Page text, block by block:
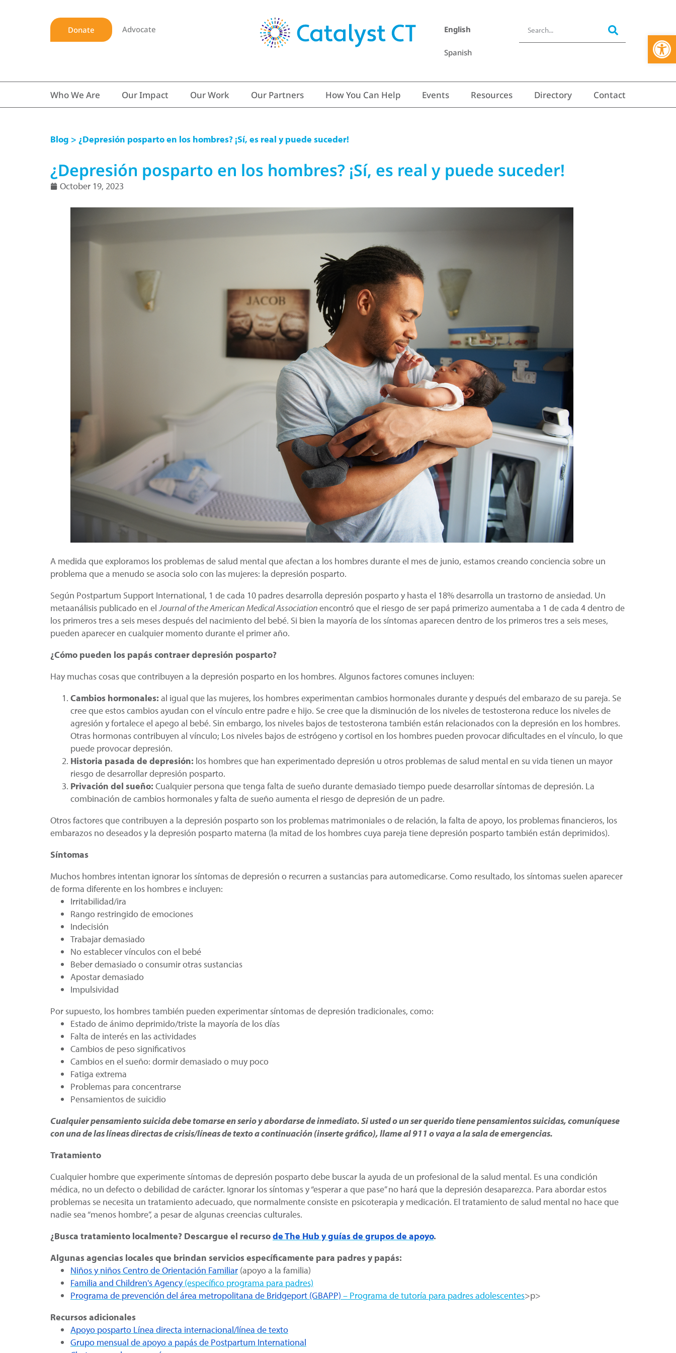
Donate Advocate English
Spanish
Who We Are Our Impact Our Work Our Partners How You Can Help Events Resources Directory Contact
Blog > ¿Depresión posparto en los hombres? ¡Sí, es real y puede suceder!
¿Depresión posparto en los hombres? ¡Sí, es real y puede suceder!
October 19, 2023
A medida que exploramos los problemas de salud mental que afectan a los hombres durante el mes de junio, estamos creando conciencia sobre un
problema que a menudo se asocia solo con las mujeres: la depresión posparto.
Según Postpartum Support International, 1 de cada 10 padres desarrolla depresión posparto y hasta el 18% desarrolla un trastorno de ansiedad. Un
metaanálisis publicado en elJournal of the American Medical Associationencontró que el riesgo de ser papá primerizo aumentaba a 1 de cada 4 dentro de
los primeros tres a seis meses después del nacimiento del bebé. Si bien la mayoría de los síntomas aparecen dentro de los primeros tres a seis meses,
pueden aparecer en cualquier momento durante el primer año.
¿Cómo pueden los papás contraer depresión posparto?
Hay muchas cosas que contribuyen a la depresión posparto en los hombres. Algunos factores comunes incluyen:
Cambios hormonales: al igual que las mujeres, los hombres experimentan cambios hormonales durante y después del embarazo de su pareja. Se
cree que estos cambios ayudan con el vínculo entre padre e hijo. Se cree que la disminución de los niveles de testosterona reduce los niveles de
agresión y fortalece el apego al bebé. Sin embargo, los niveles bajos de testosterona también están relacionados con la depresión en los hombres.
Otras hormonas contribuyen al vínculo; Los niveles bajos de estrógeno y cortisol en los hombres pueden provocar dificultades en el vínculo, lo que
puede provocar depresión.
Historia pasada de depresión: los hombres que han experimentado depresión u otros problemas de salud mental en su vida tienen un mayor
riesgo de desarrollar depresión posparto.
Privación del sueño: Cualquier persona que tenga falta de sueño durante demasiado tiempo puede desarrollar síntomas de depresión. La
combinación de cambios hormonales y falta de sueño aumenta el riesgo de depresión de un padre.
Otros factores que contribuyen a la depresión posparto son los problemas matrimoniales o de relación, la falta de apoyo, los problemas financieros, los
embarazos no deseados y la depresión posparto materna (la mitad de los hombres cuya pareja tiene depresión posparto también están deprimidos).
Síntomas
Muchos hombres intentan ignorar los síntomas de depresión o recurren a sustancias para automedicarse. Como resultado, los síntomas suelen aparecer
de forma diferente en los hombres e incluyen:
Irritabilidad/ira
Rango restringido de emociones
Indecisión
Trabajar demasiado
No establecer vínculos con el bebé
Beber demasiado o consumir otras sustancias
Apostar demasiado
Impulsividad
Por supuesto, los hombres también pueden experimentar síntomas de depresión tradicionales, como:
Estado de ánimo deprimido/triste la mayoría de los días
Falta de interés en las actividades
Cambios de peso significativos
Cambios en el sueño: dormir demasiado o muy poco
Fatiga extrema
Problemas para concentrarse
Pensamientos de suicidio
Cualquier pensamiento suicida debe tomarse en serio y abordarse de inmediato. Si usted o un ser querido tiene pensamientos suicidas, comuníquese
con una de las líneas directas de crisis/líneas de texto a continuación (inserte gráfico), llame al 911 o vaya a la sala de emergencias.
Tratamiento
Cualquier hombre que experimente síntomas de depresión posparto debe buscar la ayuda de un profesional de la salud mental. Es una condición
médica, no un defecto o debilidad de carácter. Ignorar los síntomas y “esperar a que pase” no hará que la depresión desaparezca. Para abordar estos
problemas se necesita un tratamiento adecuado, que normalmente consiste en psicoterapia y medicación. El tratamiento de salud mental no hace que
nadie sea “menos hombre”, a pesar de algunas creencias culturales.
¿Busca tratamiento localmente? Descargue el recursode The Hub y guías de grupos de apoyo.
Algunas agencias locales que brindan servicios específicamente para padres y papás:
Niños y niños Centro de Orientación Familiar (apoyo a la familia)
Familia and Children's Agency(específico programa para padres)
Programa de prevención del área metropolitana de Bridgeport (GBAPP) – Programa de tutoría para padres adolescentes>p>
Recursos adicionales
Apoyo posparto Línea directa internacional/línea de texto
Grupo mensual de apoyo a papás de Postpartum International